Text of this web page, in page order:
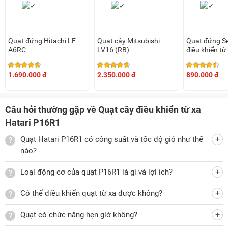
khả năng vận hành êm, ổn định, nâng cao hiệu quả làm mát
đồng thời còn giúp gia tăng độ bền, hạn chế mài mòn, hư
hỏng. Đặc biệt, khi sử dụng loại động cơ này, người dùng sẽ
Thiết kế 3 cánh giúp tỏa gió mát rộng hơn
Hatari P16R1 còn có 3 cánh quạt với sải cánh là 40cm sẽ
giúp làn gió mát lan tỏa đồng đều, rộng khắp không gian
Các cánh quạt cũng được làm từ nhựa bền bỉ, khi cần có thể
tháo ra để vệ sinh rất dễ dàng, thuận tiện.
Quạt đứng Hitachi LF-
A6RC
1.690.000 đ
Quạt cây Mitsubishi
LV16 (RB)
2.350.000 đ
Quạt đứng
điều khiển từ
890.000 đ
Câu hỏi thường gặp về Quạt cây điều khiển từ xa
Hatari P16R1
Quạt Hatari P16R1 có công suất và tốc độ gió như thế
nào?
Loại động cơ của quạt P16R1 là gì và lợi ích?
Có thể điều khiển quạt từ xa được không?
Quạt có chức năng hẹn giờ không?